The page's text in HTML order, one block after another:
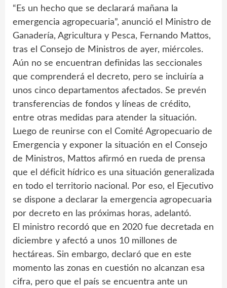
“Es un hecho que se declarará mañana la
emergencia agropecuaria”, anunció el Ministro de
Ganadería, Agricultura y Pesca, Fernando Mattos,
tras el Consejo de Ministros de ayer, miércoles.
Aún no se encuentran definidas las seccionales
que comprenderá el decreto, pero se incluiría a
unos cinco departamentos afectados. Se prevén
transferencias de fondos y líneas de crédito,
entre otras medidas para atender la situación.
Luego de reunirse con el Comité Agropecuario de
Emergencia y exponer la situación en el Consejo
de Ministros, Mattos afirmó en rueda de prensa
que el déficit hídrico es una situación generalizada
en todo el territorio nacional. Por eso, el Ejecutivo
se dispone a declarar la emergencia agropecuaria
por decreto en las próximas horas, adelantó.
El ministro recordó que en 2020 fue decretada en
diciembre y afectó a unos 10 millones de
hectáreas. Sin embargo, declaró que en este
momento las zonas en cuestión no alcanzan esa
cifra, pero que el país se encuentra ante un